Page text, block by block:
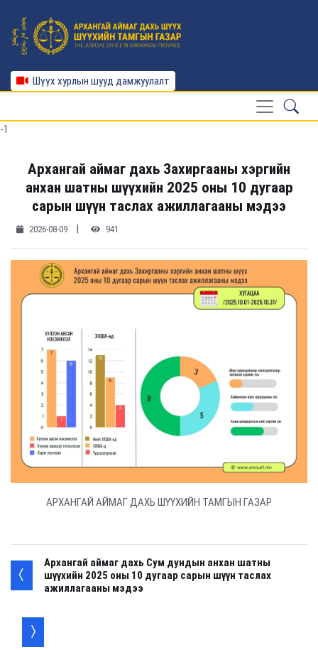
Шүүх хурлын шууд дамжуулалт
-1
Архангай аймаг дахь Захиргааны хэргийн
анхан шатны шүүхийн 2025 оны 10 дугаар
сарын шүүн таслах ажиллагааны мэдээ
2026-08-09 941
АРХАНГАЙ АЙМАГ ДАХЬ ШҮҮХИЙН ТАМГЫН ГАЗАР
Архангай аймаг дахь Сум дундын анхан шатны
шүүхийн 2025 оны 10 дугаар сарын шүүн таслах
ажиллагааны мэдээ